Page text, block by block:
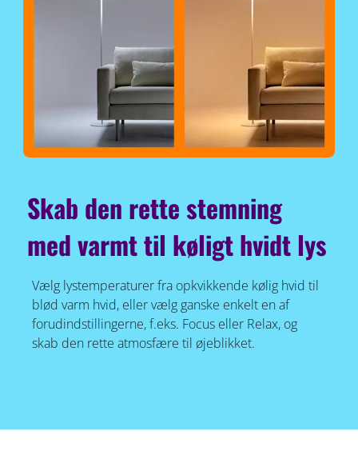
Skab den rette stemning
med varmt til køligt hvidt lys
Vælg lystemperaturer fra opkvikkende kølig hvid til
blød varm hvid, eller vælg ganske enkelt en af
forudindstillingerne, f.eks. Focus eller Relax, og
skab den rette atmosfære til øjeblikket.